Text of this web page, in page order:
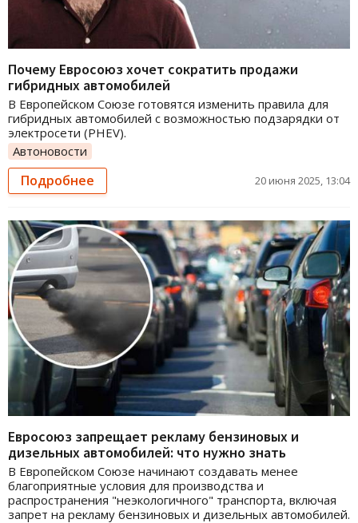
Почему Евросоюз хочет сократить продажи
гибридных автомобилей
В Европейском Союзе готовятся изменить правила для
гибридных автомобилей с возможностью подзарядки от
электросети (PHEV).
Автоновости
Подробнее 20 июня 2025, 13:04
Евросоюз запрещает рекламу бензиновых и
дизельных автомобилей: что нужно знать
В Европейском Союзе начинают создавать менее
благоприятные условия для производства и
распространения "неэкологичного" транспорта, включая
запрет на рекламу бензиновых и дизельных автомобилей.